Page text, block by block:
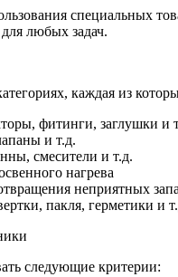
для
монтажа
специальных
любых задач.
каждая из
фитинги, заглушки и
и т.д.
смесители и т.д.
нагрева
неприятных
пакля, герметики и
следующие критерии: